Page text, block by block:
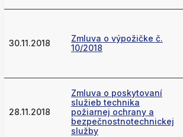
30.11.2018
Zmluva o výpožičke č.
10/2018
28.11.2018
Zmluva o poskytovaní
služieb technika
požiarnej ochrany a
bezpečnostnotechnickej
služby